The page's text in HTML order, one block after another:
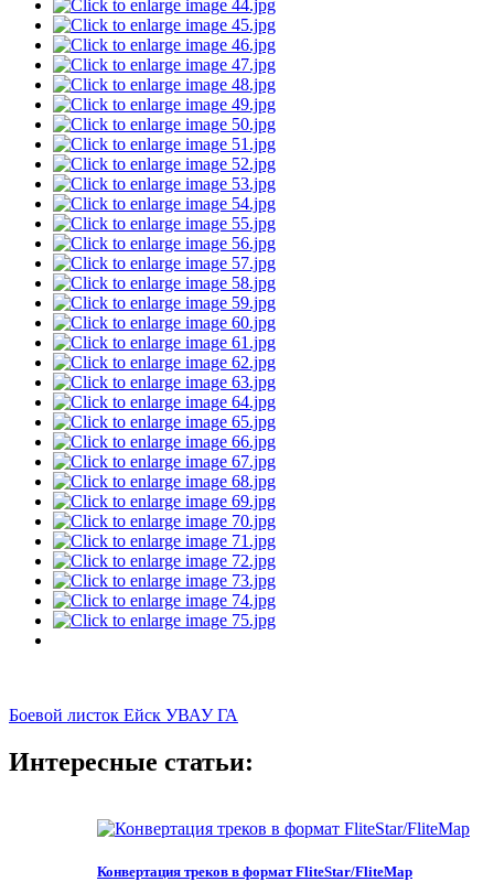
Боевой листок Ейск УВАУ ГА
Интересные статьи:
Конвертация треков в формат FliteStar/FliteMap